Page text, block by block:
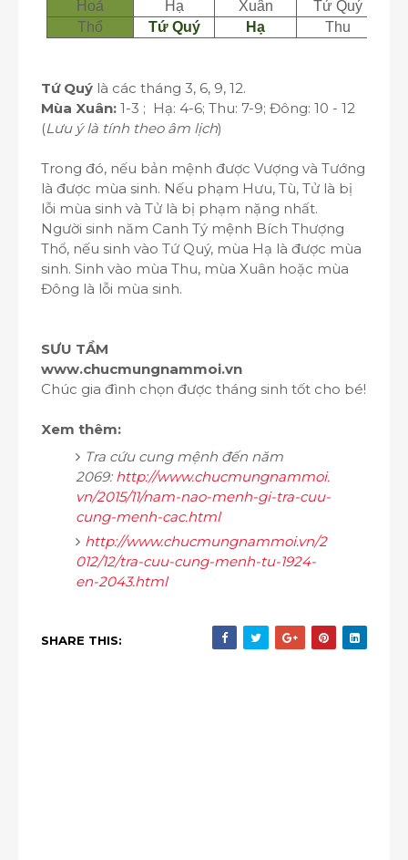
Hoả
Hạ Xuân Tứ Quý
Thổ
Tứ Quý Hạ Thu
Tứ Quý là các tháng 3, 6, 9, 12.
Mùa Xuân: 1-3 ; Hạ: 4-6; Thu: 7-9; Đông: 10 - 12
(Lưu ý là tính theo âm lịch)
Trong đó, nếu bản mệnh được Vượng và Tướng
là được mùa sinh. Nếu phạm Hưu, Tù, Tử là bị
lỗi mùa sinh và Tử là bị phạm nặng nhất.
Người sinh năm Canh Tý mệnh Bích Thượng
Thổ, nếu sinh vào Tứ Quý, mùa Hạ là được mùa
sinh. Sinh vào mùa Thu, mùa Xuân hoặc mùa
Đông là lỗi mùa sinh.
SƯU TẦM
www.chucmungnammoi.vn
Chúc gia đình chọn được tháng sinh tốt cho bé!
Xem thêm:
Tra cứu cung mệnh đến năm
2069: http://www.chucmungnammoi.
vn/2015/11/nam-nao-menh-gi-tra-cuu-
cung-menh-cac.html
http://www.chucmungnammoi.vn/2
012/12/tra-cuu-cung-menh-tu-1924-
en-2043.html
SHARE THIS: